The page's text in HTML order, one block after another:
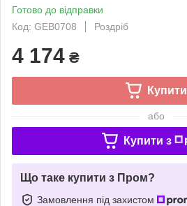
Готово до відправки
Код: GEB0708
Роздріб
4 174 ₴
Купити
або
Купити з
Що таке купити з Пром?
Замовлення під захистом